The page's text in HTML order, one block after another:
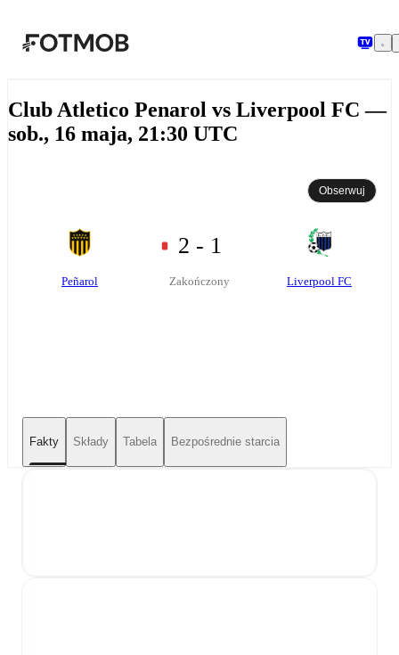
Club Atletico Penarol vs Liverpool FC —
sob., 16 maja, 21:30 UTC
Obserwuj
Peñarol
2 - 1
Zakończony Liverpool FC
Fakty Składy Tabela Bezpośrednie starcia